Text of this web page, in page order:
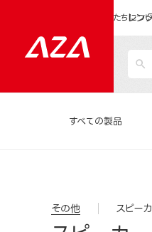
レン
私たちにつ
すべての製品
その他 スピー